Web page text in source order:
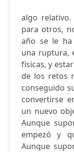
algo
para otros,
año se le ha
una ruptura,
físicas, y
de los retos
conseguido
convertirse
un nuevo
Aunque
empezó y
Aunque